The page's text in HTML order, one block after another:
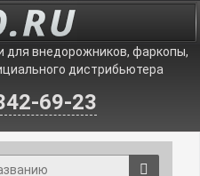
для внедорожников, фаркопы,
дистрибьютера
69-23